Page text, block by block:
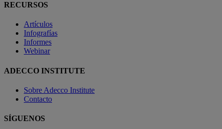
RECURSOS
Artículos
Infografías
Informes
Webinar
ADECCO INSTITUTE
Sobre Adecco Institute
Contacto
SÍGUENOS